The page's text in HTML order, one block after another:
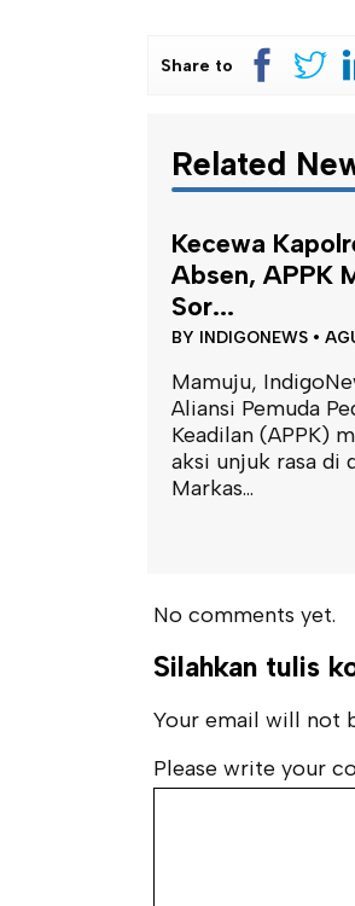
Share to
Related
Kecewa
Absen, APPK
Sor...
BY INDIGONEWS •
Mamuju,
Aliansi Pemuda
Keadilan (APPK)
aksi unjuk rasa di
Markas...
No comments yet.
Silahkan tulis
Your email will not
Please write your